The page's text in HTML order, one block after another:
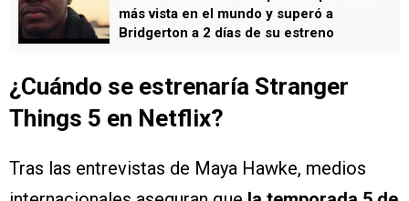
más vista en el mundo y superó a
Bridgerton a 2 días de su estreno
¿Cuándo se estrenaría Stranger
Things 5 en Netflix?
Tras las entrevistas de Maya Hawke, medios